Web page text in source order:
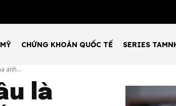
CHỨNG KHOÁN QUỐC TẾ SERIES
anh...
là